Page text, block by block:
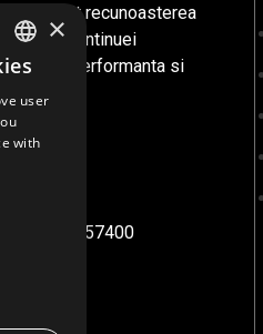
a reusit recunoasterea
datorita continuei
calitate, performanta si
ROMANIAN
ENGLISH
GERMAN
×
user
with